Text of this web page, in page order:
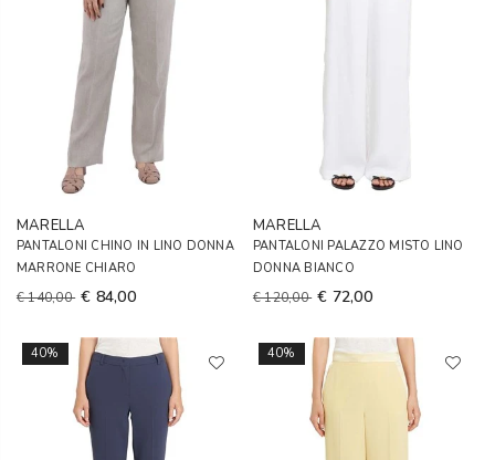
MARELLA
PANTALONI CHINO IN LINO DONNA
MARRONE CHIARO
€ 140,00 € 84,00
MARELLA
PANTALONI PALAZZO MISTO LINO
DONNA BIANCO
€ 120,00 € 72,00
40% 40%